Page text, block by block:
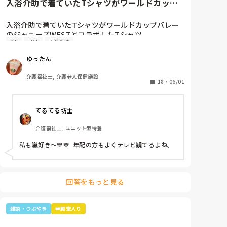
入浴介助で着ていたTシャツがワールドカップバレー
のジャニーズWESTとコラボしたTシャツ。
暑いししんどいから、せめて好きなTシャツを着て介
別のフロアの利用者さん達で私はリフト浴の介助をし
ていると「可愛いTシャツね☺️」と言われ「そうでし
ょ？去年のバレーボールの世界大会で好きなアイドル
達が応援してて、グッズとして売ってたからかったん
方分からなかった)あなたジャニーズが好きなのね😊」
と。
大好きと伝えると「私もよ、あなた嵐は好き？」と聞
かれ、1番好きと伝えると利用者さんが嵐のメンバー3
人の名前を言っていき「後2人…。どないしよ、あと2
人名前がでてけぇへんわ😩」と言うと近くの利用者さ
そこから、リフト浴で介助を行っていた利用者さんが
「SMAPは今はどんな事してるの？」とあり、事務所
った事等伝えると残念そうにしてましたが「けど、皆
元気なんやろ？なら言いやん😊」と(笑)
ST 子供 入浴介助
ゆったん
介護福祉士, 介護老人保健施設
18 ・ 06/01
てるてる坊主
介護福祉士, ユニット型特養
私も嵐好き～💙💙  年配の方もよくテレビ観てるよね。
回答をもっと見る
雑談・つぶやき 👑殿堂入り